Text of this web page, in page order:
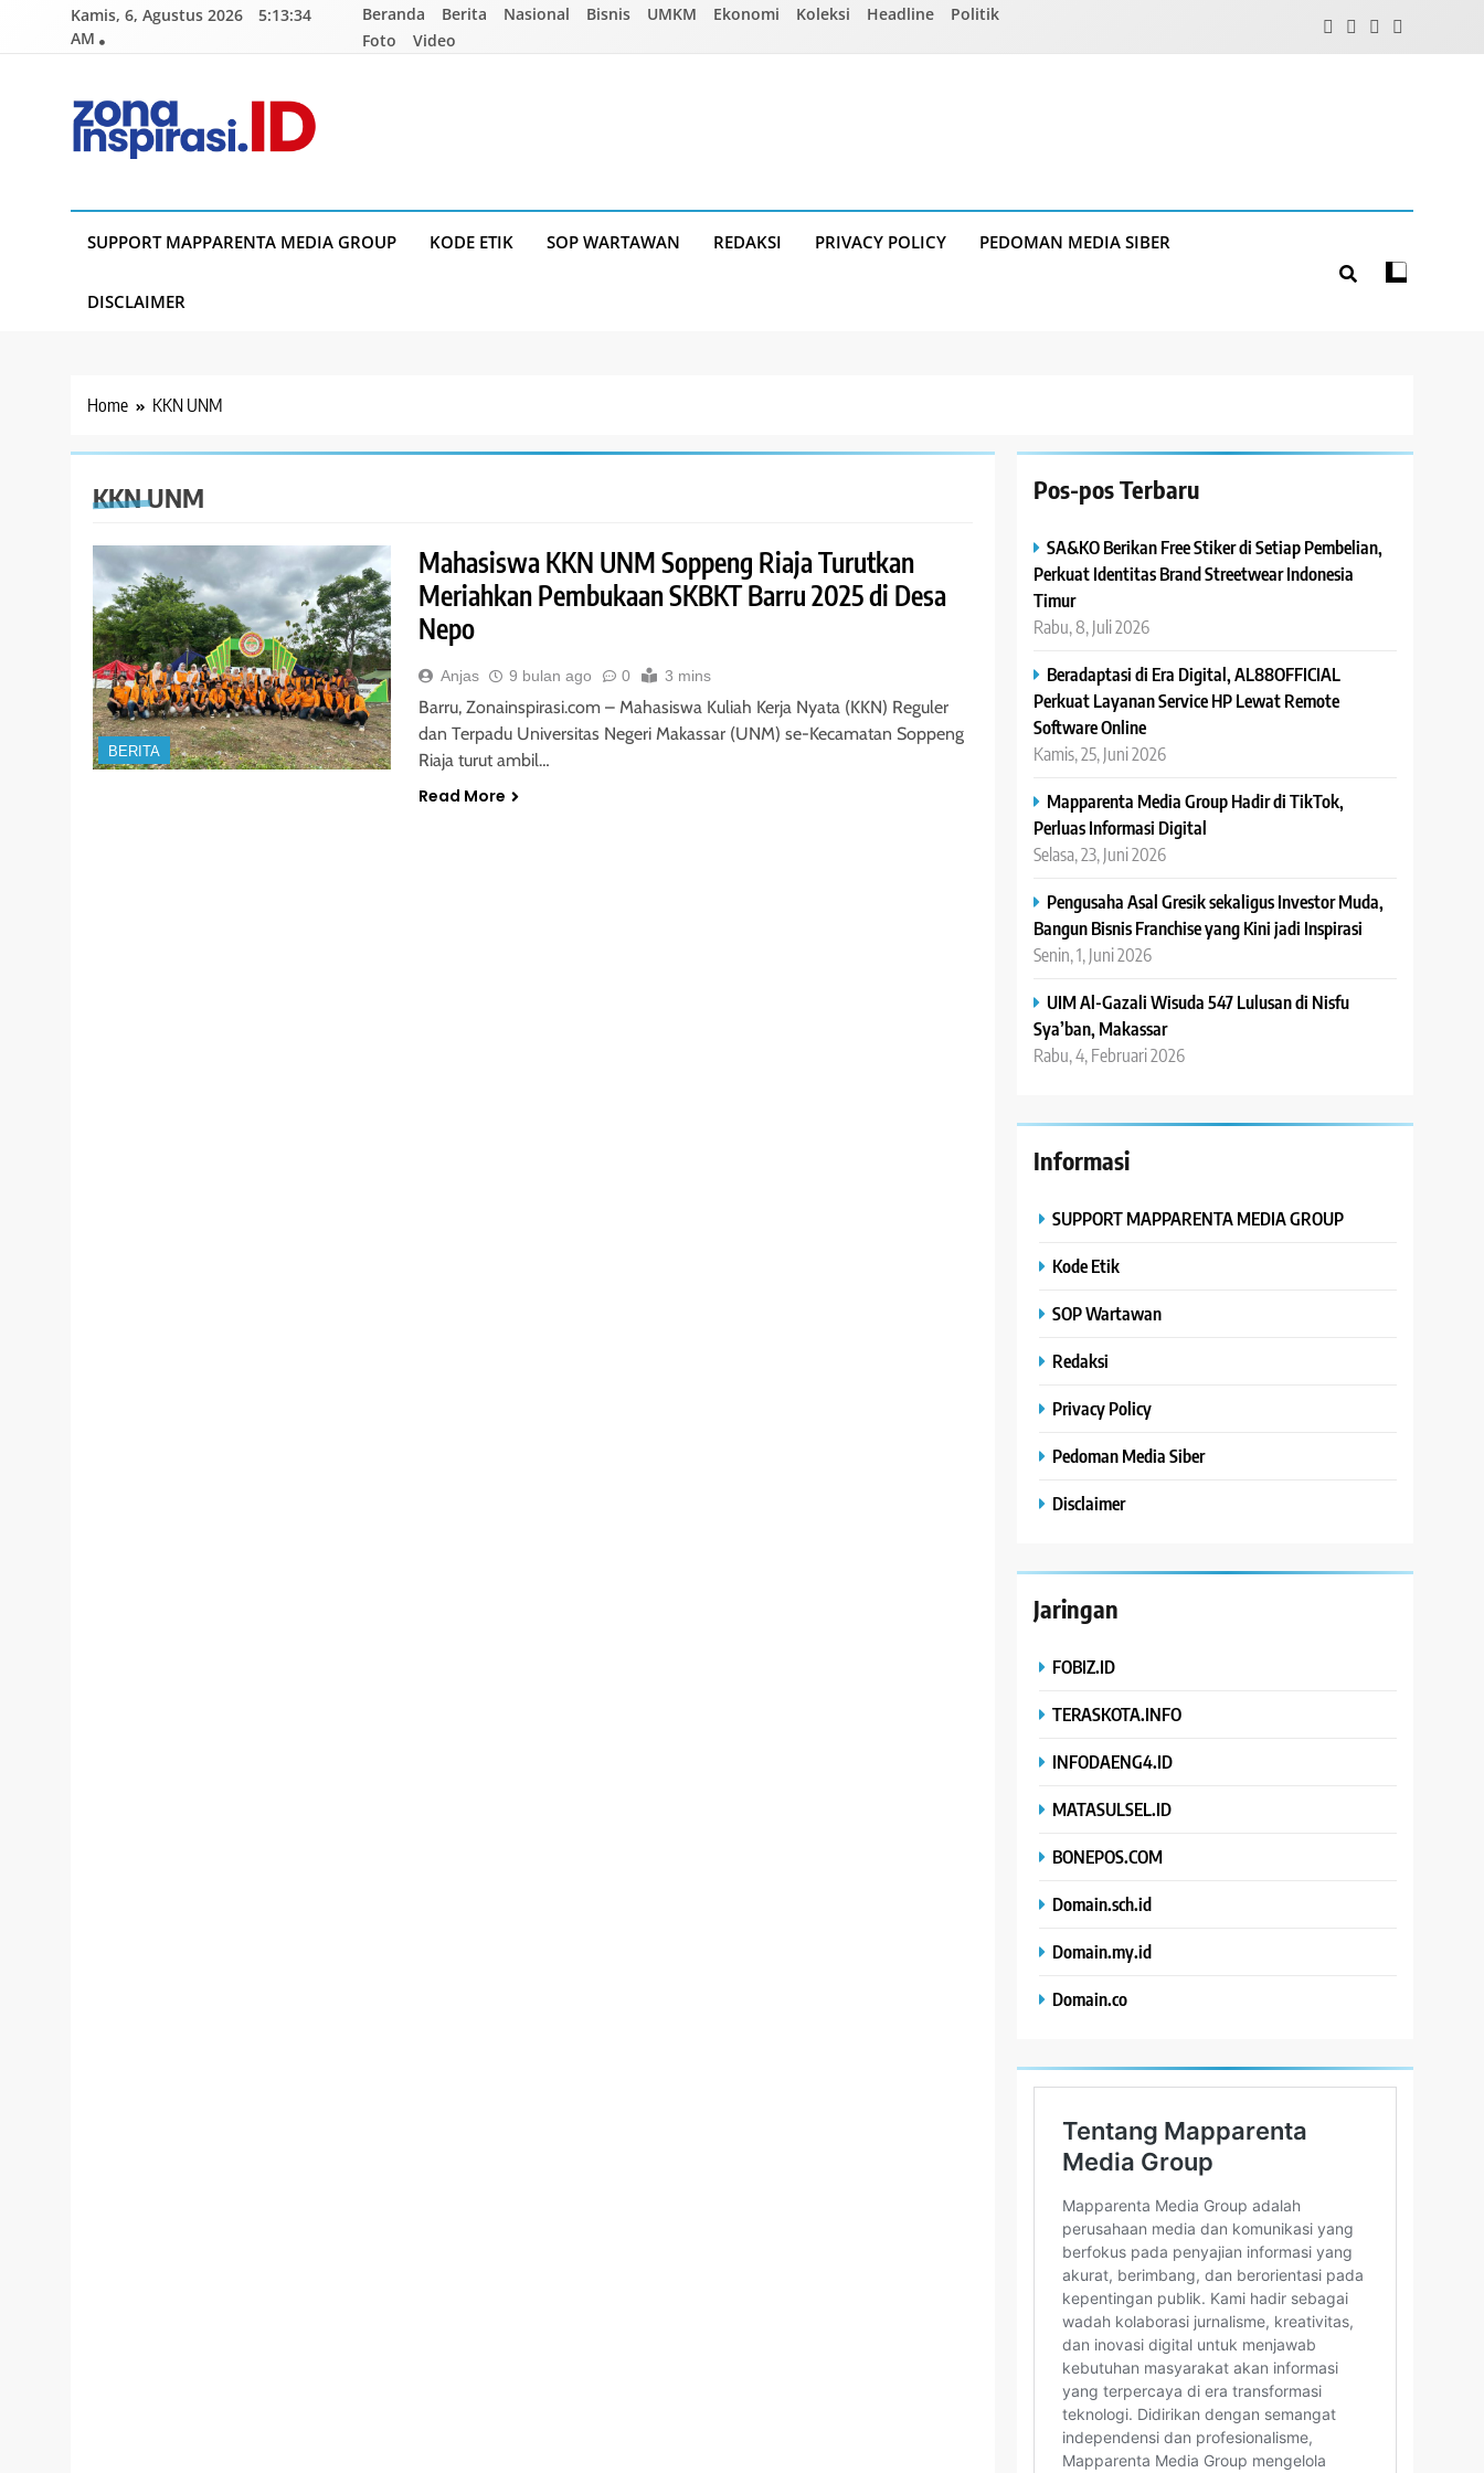
Kamis, 6, Agustus 2026
5:13:34
AM
Beranda Berita Nasional Bisnis UMKM Ekonomi Koleksi Headline
Politik
Foto
Video
SUPPORT MAPPARENTA MEDIA GROUP KODE ETIK SOP WARTAWAN REDAKSI PRIVACY POLICY PEDOMAN MEDIA SIBER
DISCLAIMER
Home KKN UNM
KKN UNM
BERITA
Mahasiswa KKN UNM Soppeng Riaja Turutkan
Meriahkan Pembukaan SKBKT Barru 2025 di Desa
Nepo
Anjas 9 bulan ago 0 3 mins
Barru, Zonainspirasi.com – Mahasiswa Kuliah Kerja Nyata (KKN) Reguler
dan Terpadu Universitas Negeri Makassar (UNM) se-Kecamatan Soppeng
Riaja turut ambil…
Read More
Pos-pos Terbaru
SA&KO Berikan Free Stiker di Setiap Pembelian,
Perkuat Identitas Brand Streetwear Indonesia
Timur
Rabu, 8, Juli 2026
Beradaptasi di Era Digital, AL88OFFICIAL
Perkuat Layanan Service HP Lewat Remote
Software Online
Kamis, 25, Juni 2026
Mapparenta Media Group Hadir di TikTok,
Perluas Informasi Digital
Selasa, 23, Juni 2026
Pengusaha Asal Gresik sekaligus Investor Muda,
Bangun Bisnis Franchise yang Kini jadi Inspirasi
Senin, 1, Juni 2026
UIM Al-Gazali Wisuda 547 Lulusan di Nisfu
Sya’ban, Makassar
Rabu, 4, Februari 2026
Informasi
SUPPORT MAPPARENTA MEDIA GROUP
Kode Etik
SOP Wartawan
Redaksi
Privacy Policy
Pedoman Media Siber
Disclaimer
Jaringan
FOBIZ.ID
TERASKOTA.INFO
INFODAENG4.ID
MATASULSEL.ID
BONEPOS.COM
Domain.sch.id
Domain.my.id
Domain.co